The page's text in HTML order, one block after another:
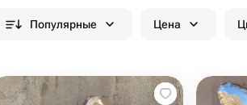
Популярные Цена